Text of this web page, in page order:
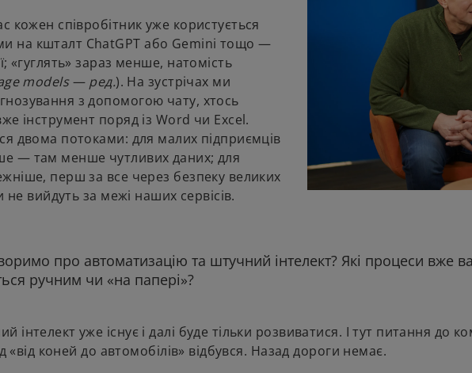
співробітник уже користується
на кшталт ChatGPT або Gemini тощо —
«гуглять» зараз менше, натомість
models— ред.). На зустрічах ми
з допомогою чату, хтось
інструмент поряд із Word чи Excel.
двома потоками: для малих підприємців
— там менше чутливих даних; для
перш за все через безпеку великих
не вийдуть за межі наших сервісів.
про автоматизацію та штучний інтелект? Які процеси вже
ручним чи «на папері»?
уже існує і далі буде тільки розвиватися. І тут питання до
«від коней до автомобілів» відбувся. Назад дороги немає.